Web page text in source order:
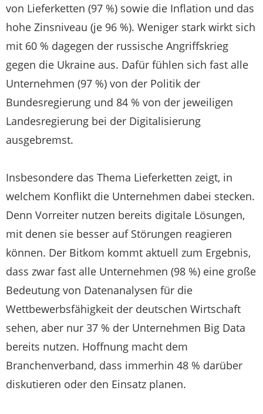
von Lieferketten (97 %) sowie die Inflation und das
hohe Zinsniveau (je 96 %). Weniger stark wirkt sich
mit 60 % dagegen der russische Angriffskrieg
gegen die Ukraine aus. Dafür fühlen sich fast alle
Unternehmen (97 %) von der Politik der
Bundesregierung und 84 % von der jeweiligen
Landesregierung bei der Digitalisierung
ausgebremst.
Insbesondere das Thema Lieferketten zeigt, in
welchem Konflikt die Unternehmen dabei stecken.
Denn Vorreiter nutzen bereits digitale Lösungen,
mit denen sie besser auf Störungen reagieren
können. Der Bitkom kommt aktuell zum Ergebnis,
dass zwar fast alle Unternehmen (98 %) eine große
Bedeutung von Datenanalysen für die
Wettbewerbsfähigkeit der deutschen Wirtschaft
sehen, aber nur 37 % der Unternehmen Big Data
bereits nutzen. Hoffnung macht dem
Branchenverband, dass immerhin 48 % darüber
diskutieren oder den Einsatz planen.